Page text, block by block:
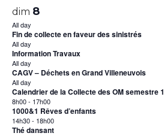
dim 8
All day
Fin de collecte en faveur des sinistrés
All day
Information Travaux
All day
CAGV – Déchets en Grand Villeneuvois
All day
Calendrier de la Collecte des OM semestre 1
8h00- 17h00
1000&1 Rêves d’enfants
14h30- 18h00
Thé dansant